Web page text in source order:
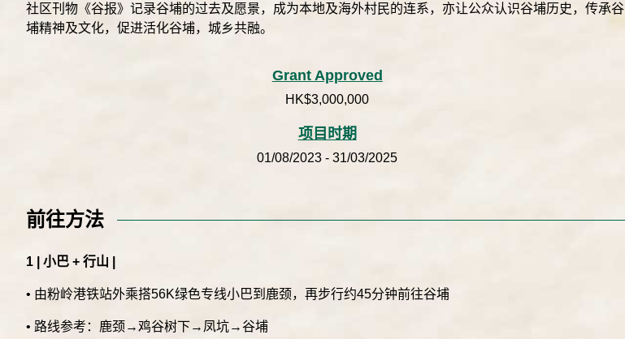
社区刊物《谷报》记录谷埔的过去及愿景，成为本地及海外村民的连系，亦让公众认识谷埔历史，传承谷
埔精神及文化，促进活化谷埔，城乡共融。
Grant Approved
HK$3,000,000
项目时期
01/08/2023 - 31/03/2025
前往方法
1 | 小巴 + 行山 |
• 由粉岭港铁站外乘搭56K绿色专线小巴到鹿颈，再步行约45分钟前往谷埔
• 路线参考：鹿颈→鸡谷树下→凤坑→谷埔